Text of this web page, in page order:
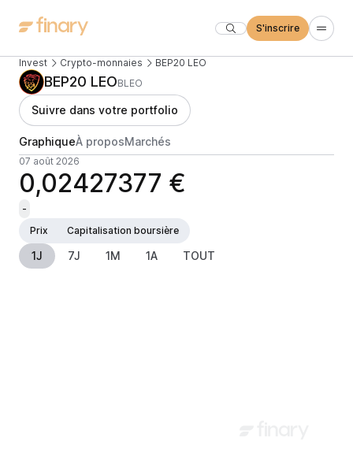
S'inscrire
Invest Crypto-monnaies BEP20 LEO
BEP20 LEOBLEO
Suivre dans votre portfolio
GraphiqueÀ proposMarchés
07 août 2026
0,02427377 €
-
Prix
Capitalisation boursière
1J 7J 1M 1A TOUT